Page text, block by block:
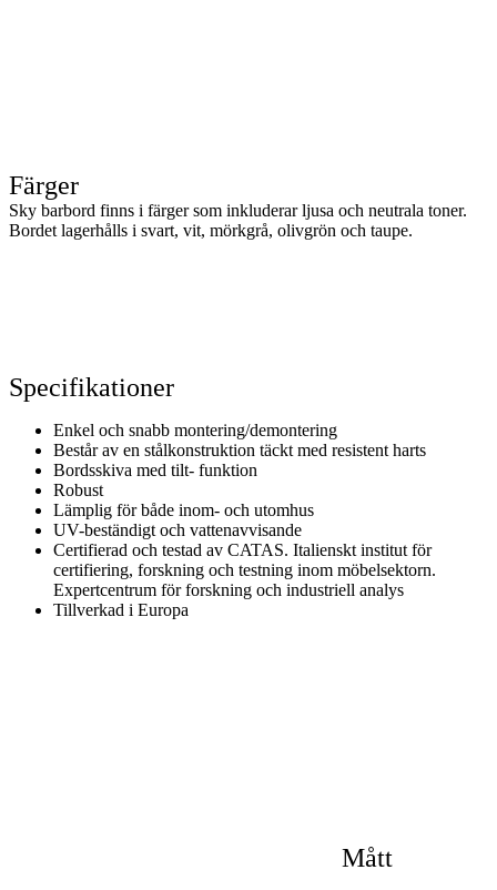
Färger
Sky barbord finns i färger som inkluderar ljusa och neutrala toner.
Bordet lagerhålls i svart, vit, mörkgrå, olivgrön och taupe.
Specifikationer
Enkel och snabb montering/demontering
Består av en stålkonstruktion täckt med resistent harts
Bordsskiva med tilt- funktion
Robust
Lämplig för både inom- och utomhus
UV-beständigt och vattenavvisande
Certifierad och testad av CATAS. Italienskt institut för
certifiering, forskning och testning inom möbelsektorn.
Expertcentrum för forskning och industriell analys
Tillverkad i Europa
Mått